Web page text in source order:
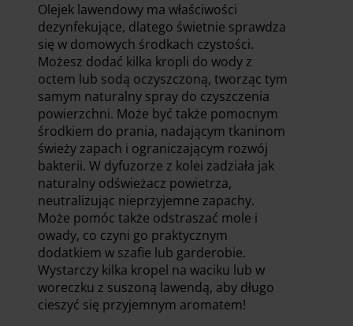
Olejek lawendowy ma właściwości
dezynfekujące, dlatego świetnie sprawdza
się w domowych środkach czystości.
Możesz dodać kilka kropli do wody z
octem lub sodą oczyszczoną, tworząc tym
samym naturalny spray do czyszczenia
powierzchni. Może być także pomocnym
środkiem do prania, nadającym tkaninom
świeży zapach i ograniczającym rozwój
bakterii. W dyfuzorze z kolei zadziała jak
naturalny odświeżacz powietrza,
neutralizując nieprzyjemne zapachy.
Może pomóc także odstraszać mole i
owady, co czyni go praktycznym
dodatkiem w szafie lub garderobie.
Wystarczy kilka kropel na waciku lub w
woreczku z suszoną lawendą, aby długo
cieszyć się przyjemnym aromatem!